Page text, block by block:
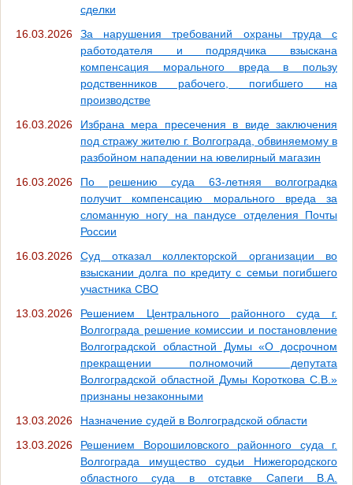
сделки
16.03.2026
За нарушения требований охраны труда с
работодателя и подрядчика взыскана
компенсация морального вреда в пользу
родственников рабочего, погибшего на
производстве
16.03.2026
Избрана мера пресечения в виде заключения
под стражу жителю г. Волгограда, обвиняемому в
разбойном нападении на ювелирный магазин
16.03.2026
По решению суда 63-летняя волгоградка
получит компенсацию морального вреда за
сломанную ногу на пандусе отделения Почты
России
16.03.2026
Суд отказал коллекторской организации во
взыскании долга по кредиту с семьи погибшего
участника СВО
13.03.2026
Решением Центрального районного суда г.
Волгограда решение комиссии и постановление
Волгоградской областной Думы «О досрочном
прекращении полномочий депутата
Волгоградской областной Думы Короткова С.В.»
признаны незаконными
13.03.2026
Назначение судей в Волгоградской области
13.03.2026
Решением Ворошиловского районного суда г.
Волгограда имущество судьи Нижегородского
областного суда в отставке Сапеги В.А.